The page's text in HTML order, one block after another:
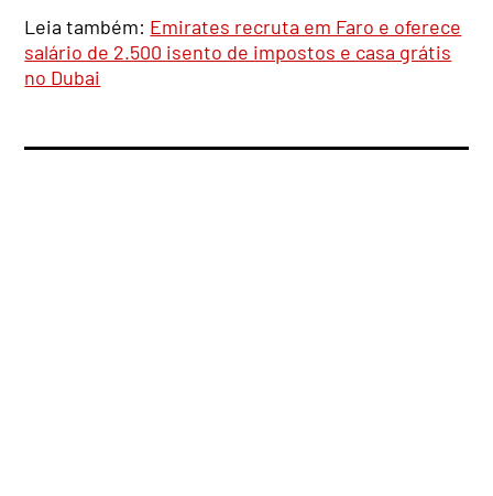
Leia também: Emirates recruta em Faro e oferece
salário de 2.500 isento de impostos e casa grátis
no Dubai